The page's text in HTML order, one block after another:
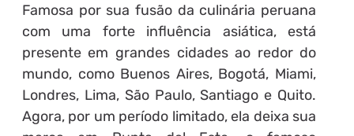
Famosa por sua fusão da culinária peruana
com uma forte influência asiática, está
presente em grandes cidades ao redor do
mundo, como Buenos Aires, Bogotá, Miami,
Londres, Lima, São Paulo, Santiago e Quito.
Agora, por um período limitado, ela deixa sua